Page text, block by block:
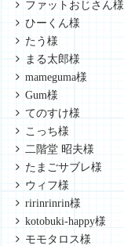
ファットおじさん様
ひーくん様
たう様
まる太郎様
mameguma様
Gum様
てのすけ様
こっち様
二階堂 昭夫様
たまごサブレ様
ウィフ様
ririnrinrin様
kotobuki-happy様
モモタロス様